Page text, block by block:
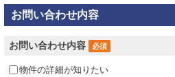
お問い合わせ内容
お問い合わせ内容 必須
物件の詳細が知りたい